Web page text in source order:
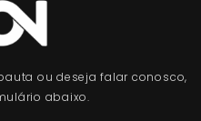
ou deseja falar conosco,
abaixo.